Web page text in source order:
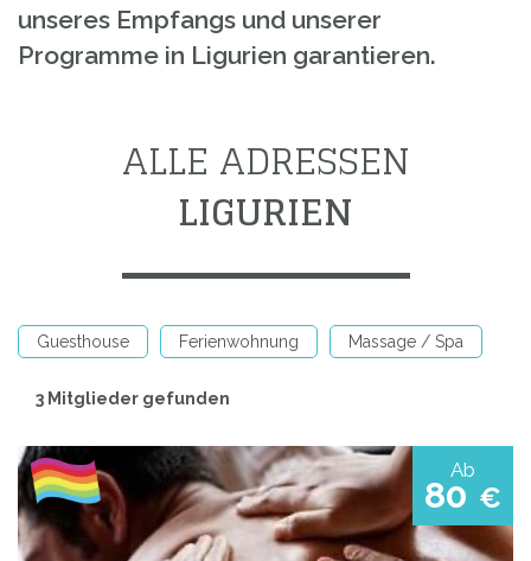
unseres Empfangs und unserer
Programme in Ligurien garantieren.
ALLE ADRESSEN
LIGURIEN
Guesthouse Ferienwohnung Massage / Spa
3 Mitglieder gefunden
Ab
80 €